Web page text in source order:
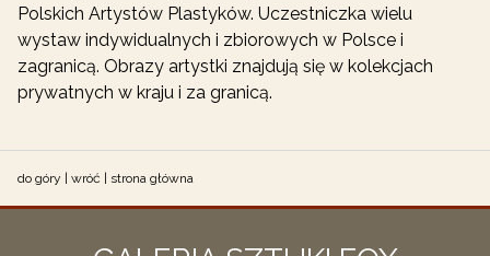
Polskich Artystów Plastyków. Uczestniczka wielu
wystaw indywidualnych i zbiorowych w Polsce i
zagranicą. Obrazy artystki znajdują się w kolekcjach
prywatnych w kraju i za granicą.
do góry | wróć | strona główna